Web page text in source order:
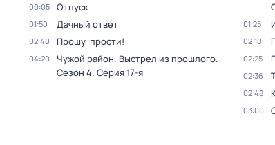
00:05 Отпуск
01:50 Дачный ответ
02:40 Прошу, прости!
04:20 Чужой район. Выстрел из прошлого.
Сезон 4. Серия 17-я
01:25
02:10
02:25
02:36
02:48
03:00